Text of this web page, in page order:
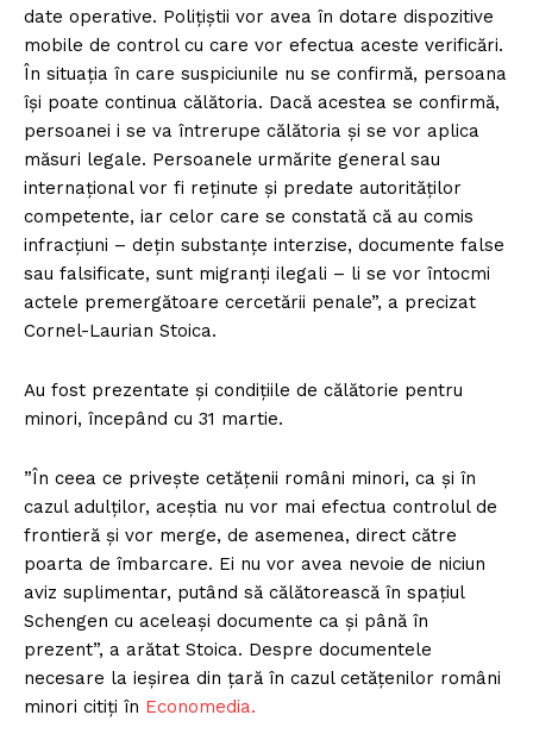
date operative. Poliţiştii vor avea în dotare dispozitive
mobile de control cu care vor efectua aceste verificări.
În situaţia în care suspiciunile nu se confirmă, persoana
îşi poate continua călătoria. Dacă acestea se confirmă,
persoanei i se va întrerupe călătoria şi se vor aplica
măsuri legale. Persoanele urmărite general sau
internaţional vor fi reţinute şi predate autorităţilor
competente, iar celor care se constată că au comis
infracţiuni – deţin substanţe interzise, documente false
sau falsificate, sunt migranţi ilegali – li se vor întocmi
actele premergătoare cercetării penale”, a precizat
Cornel-Laurian Stoica.
Au fost prezentate şi condiţiile de călătorie pentru
minori, începând cu 31 martie.
”În ceea ce priveşte cetăţenii români minori, ca şi în
cazul adulţilor, aceştia nu vor mai efectua controlul de
frontieră şi vor merge, de asemenea, direct către
poarta de îmbarcare. Ei nu vor avea nevoie de niciun
aviz suplimentar, putând să călătorească în spaţiul
Schengen cu aceleaşi documente ca şi până în
prezent”, a arătat Stoica. Despre documentele
necesare la ieşirea din ţară în cazul cetăţenilor români
minori citiți în Economedia.